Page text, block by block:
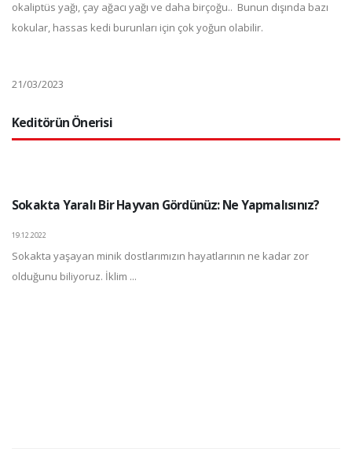
okaliptüs yağı, çay ağacı yağı ve daha birçoğu.. Bunun dışında bazı
kokular, hassas kedi burunları için çok yoğun olabilir.
21/03/2023
Keditörün Önerisi
Sokakta Yaralı Bir Hayvan Gördünüz: Ne Yapmalısınız?
19.12.2022
Sokakta yaşayan minik dostlarımızın hayatlarının ne kadar zor
olduğunu biliyoruz. İklim ...